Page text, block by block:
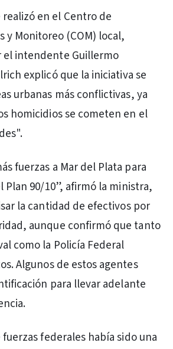
realizó en el Centro de
y Monitoreo (COM) local,
el intendente Guillermo
explicó que la iniciativa se
urbanas más conflictivas, ya
homicidios se cometen en el
fuerzas a Mar del Plata para
Plan 90/10”, afirmó la ministra,
la cantidad de efectivos por
aunque confirmó que tanto
como la Policía Federal
Algunos de estos agentes
para llevar adelante
federales había sido una